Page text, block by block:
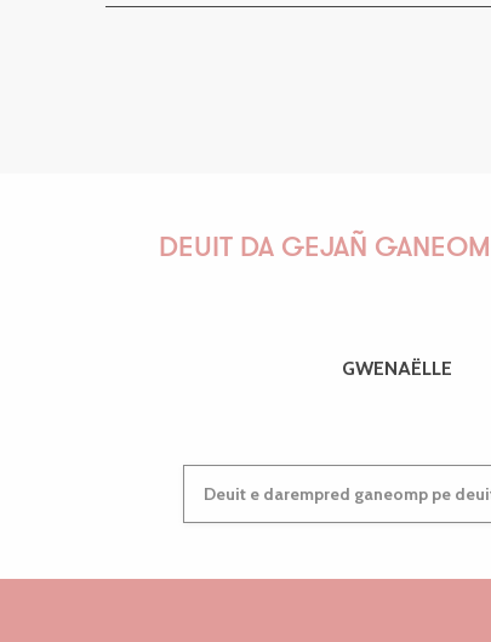
DEUIT DA GEJAÑ
GWENAËLLE
Deuit e darempred ganeomp pe